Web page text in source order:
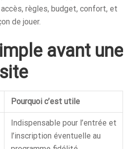
règles, budget, confort, et
de jouer.
avant une
Pourquoi c’est utile
Indispensable pour l’entrée et
l’inscription éventuelle au